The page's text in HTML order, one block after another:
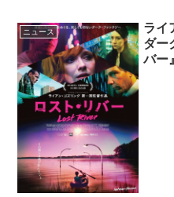
ニュース
ライ
ダー
バー